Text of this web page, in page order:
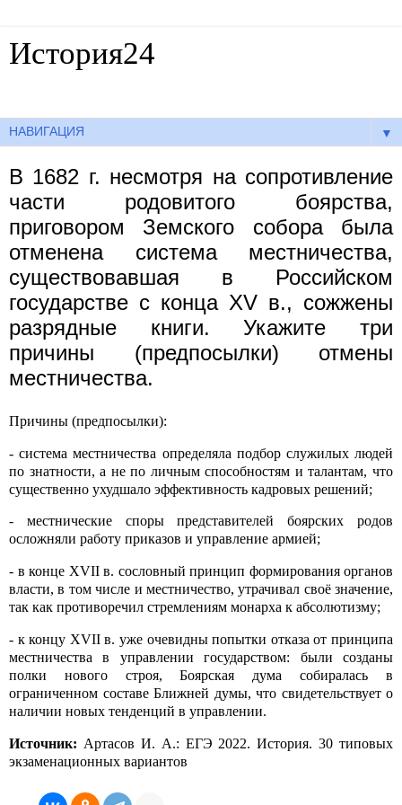
История24
▼
В 1682 г. несмотря на сопротивление
части родовитого боярства,
приговором Земского собора была
отменена система местничества,
существовавшая в Российском
государстве с конца XV в., сожжены
разрядные книги. Укажите три
причины (предпосылки) отмены
местничества.
Причины (предпосылки):
- система местничества определяла подбор служилых людей
по знатности, а не по личным способностям и талантам, что
существенно ухудшало эффективность кадровых решений;
- местнические споры представителей боярских родов
осложняли работу приказов и управление армией;
- в конце XVII в. сословный принцип формирования органов
власти, в том числе и местничество, утрачивал своё значение,
так как противоречил стремлениям монарха к абсолютизму;
- к концу XVII в. уже очевидны попытки отказа от принципа
местничества в управлении государством: были созданы
полки нового строя, Боярская дума собиралась в
ограниченном составе Ближней думы, что свидетельствует о
наличии новых тенденций в управлении.
Источник: Артасов И. А.: ЕГЭ 2022. История. 30 типовых
экзаменационных вариантов